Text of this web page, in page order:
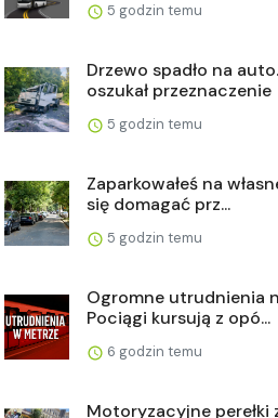
5 godzin temu
Drzewo spadło na
oszukał przeznaczenie
5 godzin temu
Zaparkowałeś na
się domagać prz...
5 godzin temu
Ogromne utrudnienia
Pociągi kursują z opó...
6 godzin temu
Motoryzacyjne perełki